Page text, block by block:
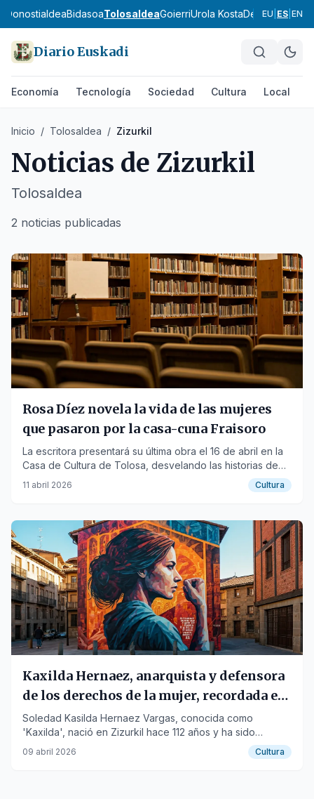
DonostialdeaBidasoaTolosaldeaGoierriUrola KostaDebagoiena
EU ES EN
Diario Euskadi
Economía Tecnología Sociedad Cultura Local
Inicio / Tolosaldea / Zizurkil
Noticias de Zizurkil
Tolosaldea
2 noticias publicadas
Rosa Díez novela la vida de las mujeres
que pasaron por la casa-cuna Fraisoro
La escritora presentará su última obra el 16 de abril en la
Casa de Cultura de Tolosa, desvelando las historias de
las mujeres que vivieron en el orfanato de Fraisoro.
11 abril 2026 Cultura
Kaxilda Hernaez, anarquista y defensora
de los derechos de la mujer, recordada en
Zizurkil
Soledad Kasilda Hernaez Vargas, conocida como
'Kaxilda', nació en Zizurkil hace 112 años y ha sido
homenajeada con un mural en su localidad natal.
09 abril 2026 Cultura